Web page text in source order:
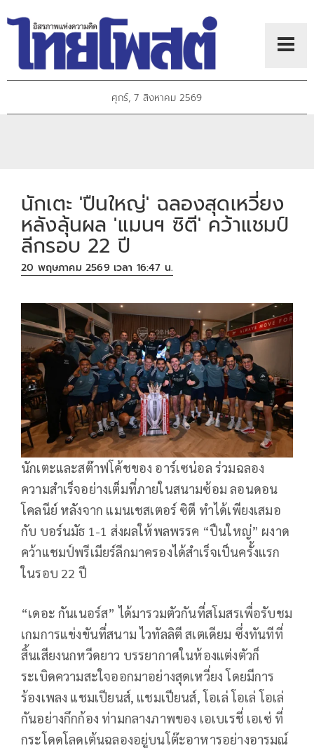
ศุกร์, 7 สิงหาคม 2569
นักเตะ 'ปืนใหญ่' ฉลองสุดเหวี่ยง
หลังลุ้นผล 'แมนฯ ซิตี' คว้าแชมป์
ลีกรอบ 22 ปี
20 พฤษภาคม 2569 เวลา 16:47 น.
นักเตะและสต๊าฟโค้ชของ อาร์เซน่อล ร่วมฉลอง
ความสำเร็จอย่างเต็มที่ภายในสนามซ้อม ลอนดอน
โคลนีย์ หลังจาก แมนเชสเตอร์ ซิตี ทำได้เพียงเสมอ
กับ บอร์นมัธ 1-1 ส่งผลให้พลพรรค “ปืนใหญ่” ผงาด
คว้าแชมป์พรีเมียร์ลีกมาครองได้สำเร็จเป็นครั้งแรก
ในรอบ 22 ปี
“เดอะ กันเนอร์ส” ได้มารวมตัวกันที่สโมสรเพื่อรับชม
เกมการแข่งขันที่สนาม ไวทัลลิตี สเตเดียม ซึ่งทันทีที่
สิ้นเสียงนกหวีดยาว บรรยากาศในห้องแต่งตัวก็
ระเบิดความสะใจออกมาอย่างสุดเหวี่ยง โดยมีการ
ร้องเพลง แชมเปียนส์, แชมเปียนส์, โอเล่ โอเล่ โอเล่
กันอย่างกึกก้อง ท่ามกลางภาพของ เอเบเรชี่ เอเซ่ ที่
กระโดดโลดเต้นฉลองอยู่บนโต๊ะอาหารอย่างอารมณ์